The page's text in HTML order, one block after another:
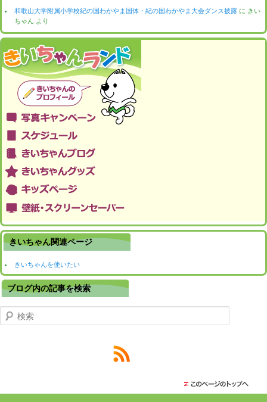
和歌山大学附属小学校紀の国わかやま国体・紀の国わかやま大会ダンス披露 に きい
ちゃん より
きいちゃん関連ページ
きいちゃんを使いたい
ブログ内の記事を検索
検索